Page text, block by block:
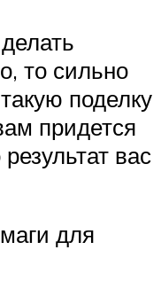
то сильно
поделку
придется
вас
для